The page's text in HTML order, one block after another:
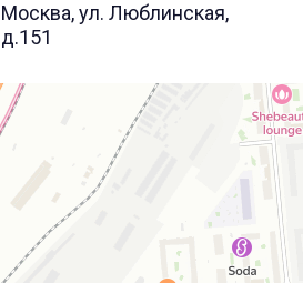
Москва, ул. Люблинская,
д.151